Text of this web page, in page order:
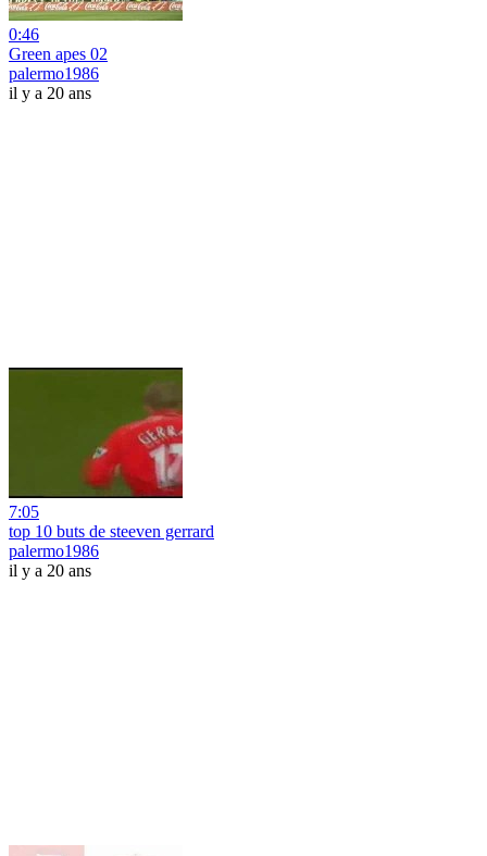
0:46
Green apes 02
palermo1986
il y a 20 ans
7:05
top 10 buts de steeven gerrard
palermo1986
il y a 20 ans